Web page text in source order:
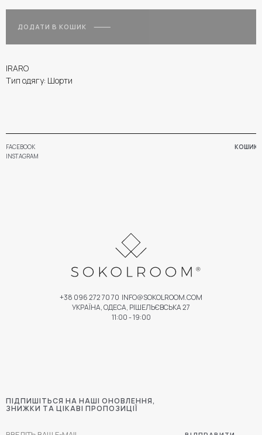
ДОДАТИ В КОШИК
IRARO
Тип одягу: Шорти
FACEBOOK КОШИК
ПІДПИШІТЬСЯ НА НАШІ ОНОВЛЕННЯ,
ЗНИЖКИ ТА ЦІКАВІ ПРОПОЗИЦІЇ
+38 096 272 70 70 INFO@SOKOLROOM.COM
УКРАЇНА, ОДЕСА, РІШЕЛЬЄВСЬКА 27
11:00 - 19:00
INSTAGRAM